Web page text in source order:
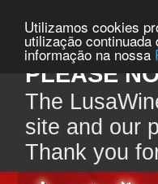
Utilizamos cookies
utilização
informação na nossa
PLEASE
The
site and our
Thank you